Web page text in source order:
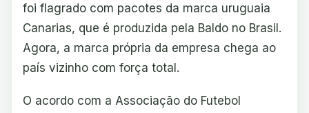
foi flagrado com pacotes da marca uruguaia
Canarias, que é produzida pela Baldo no Brasil.
Agora, a marca própria da empresa chega ao
país vizinho com força total.
O acordo com a Associação do Futebol